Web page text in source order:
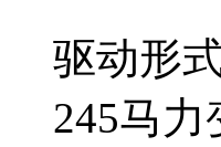
驱动形式
245马力